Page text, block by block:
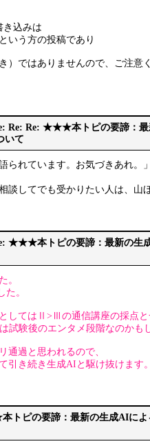
き込みは
いう方の投稿であり
）ではありませんので、ご注意
Re: Re: ★★★本トピの要諦：最
いて
語られています。お気づきあれ
談してでも受かりたい人は、山
★★★本トピの要諦：最新の生
。
た。
してはⅡ>Ⅲの通信講座の採点
試験後のエンタメ段階なのかも
通過と思われるので、
引き続き生成AIと駆け抜けます
ピの要諦：最新の生成AIによ